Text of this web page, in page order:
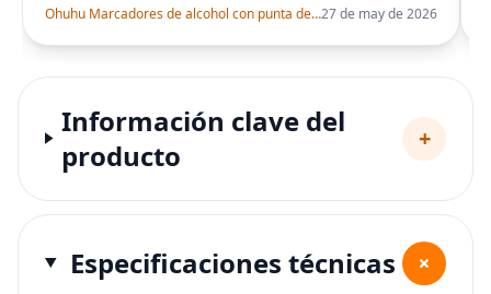
Ohuhu Marcadores de alcohol con punta de pincel – Juego de marcadores artísticos de doble punta con certificación AP para artistas adultos27 de may de 2026
Información clave del
producto
+
Especificaciones técnicas +